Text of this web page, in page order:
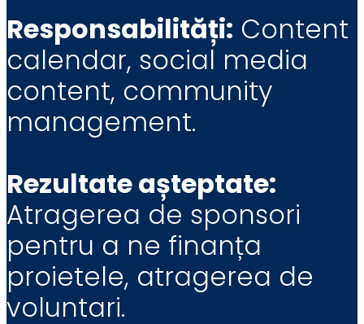
Responsabilități: Content
calendar, social media
content, community
management.
Rezultate așteptate:
Atragerea de sponsori
pentru a ne finanța
proietele, atragerea de
voluntari.